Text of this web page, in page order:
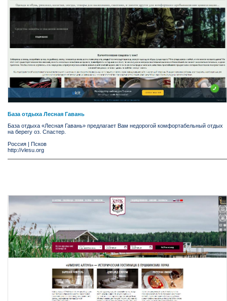
База отдыха Лесная Гавань
База отдыха «Лесная Гавань» предлагает Вам недорогой комфортабельный отдых
на берегу оз. Спастер.
Россия | Псков
http://vlesu.org